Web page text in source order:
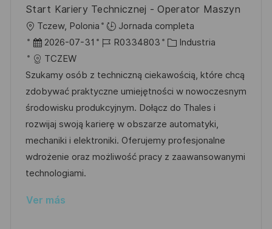
n
n p
u
b
i
c
a
c
i
ó
n
l
e
o
í
a
Start Kariery Technicznej - Operator Maszyn
U
b
c
a
c
i
ó
n
Tczew, Polonia
Jornada completa
F
e
c
h
a
d
e
p
u
l
2026-07-31
I
d
e
e
m
p
l
R0334803
C
t
e
g
o
r
í
Industria
TCZEW
Szukamy osób z techniczną ciekawością, które chcą
zdobywać praktyczne umiejętności w nowoczesnym
środowisku produkcyjnym. Dołącz do Thales i
rozwijaj swoją karierę w obszarze automatyki,
mechaniki i elektroniki. Oferujemy profesjonalne
wdrożenie oraz możliwość pracy z zaawansowanymi
technologiami.
Ver más